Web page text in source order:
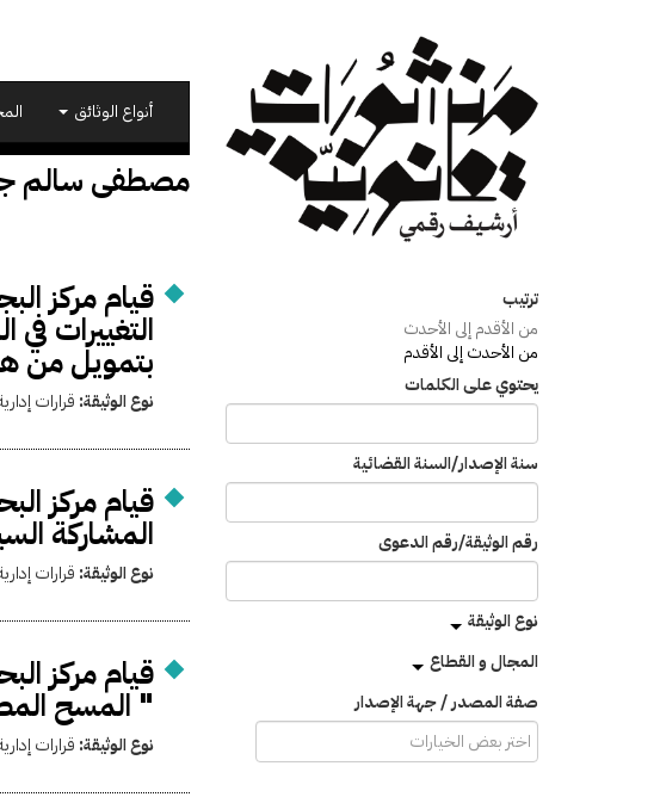
أنواع الوثائق
مصطفى سالم
ترتيب
من الأقدم إلى الأحدث
من الأحدث إلى الأقدم
يحتوي على الكلمات
سنة الإصدار/السنة القضائية
رقم الوثيقة/رقم الدعوى
نوع الوثيقة
المجال و القطاع
صفة المصدر / جهة الإصدار
قيام مركز
التغييرات
بتمويل من
نوع الوثيقة: قرارات
قيام مركز
المشاركة
نوع الوثيقة: قرارات
قيام مركز
" المسح
نوع الوثيقة: قرارات